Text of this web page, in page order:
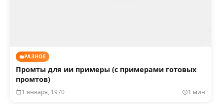
РАЗНОЕ
Промты для ии примеры (с примерами готовых
промтов)
1 января, 1970 1 мин